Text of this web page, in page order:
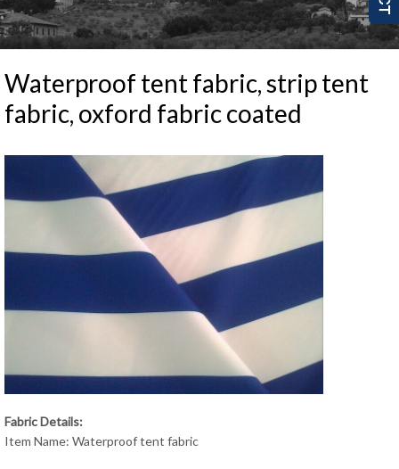
Waterproof tent fabric, strip tent
fabric, oxford fabric coated
Fabric Details:
Item Name: Waterproof tent fabric